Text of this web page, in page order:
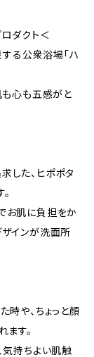
ダクト＜
る公衆浴場「ハ
も心も五感がと
した、ヒポポタ
お肌に負担をか
ザインが洗面所
時や、ちょっと顔
ます。
気持ちよい肌触